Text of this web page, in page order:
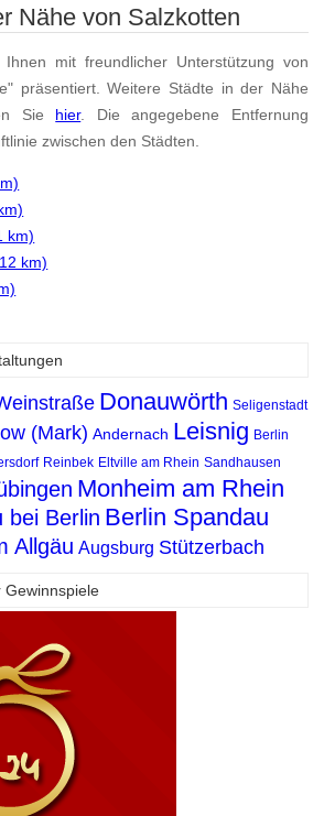
Nähe von Salzkotten
mit freundlicher Unterstützung von
präsentiert. Weitere Städte in der Nähe
Sie hier. Die angegebene Entfernung
zwischen den Städten.
km)
km)
Donauwörth Seligenstadt
(Mark) Andernach Leisnig Berlin
Reinbek Eltville am Rhein Sandhausen
Monheim am Rhein
bei Berlin Berlin Spandau
Allgäu Augsburg Stützerbach
Gewinnspiele